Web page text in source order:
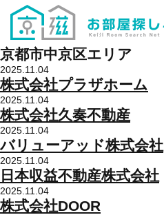
京都市中京区エリア
2025.11.04
株式会社プラザホーム
2025.11.04
株式会社久奏不動産
2025.11.04
バリューアッド株式会社
2025.11.04
日本収益不動産株式会社
2025.11.04
株式会社DOOR